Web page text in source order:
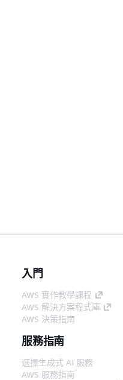
入門
AWS 實作教學課程
AWS 解決方案程式庫
AWS 決策指南
服務指南
選擇生成式 AI 服務
AWS 服務指南